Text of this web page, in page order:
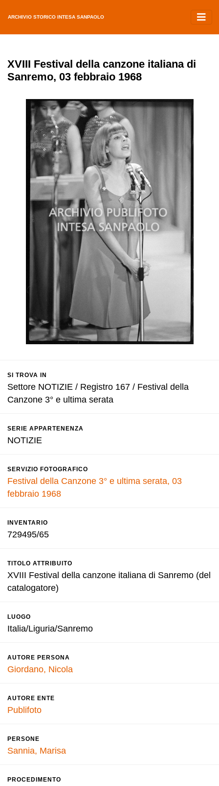
ARCHIVIO STORICO INTESA SANPAOLO
XVIII Festival della canzone italiana di
Sanremo, 03 febbraio 1968
SI TROVA IN
Settore NOTIZIE / Registro 167 / Festival della
Canzone 3° e ultima serata
SERIE APPARTENENZA
NOTIZIE
SERVIZIO FOTOGRAFICO
Festival della Canzone 3° e ultima serata, 03
febbraio 1968
INVENTARIO
729495/65
TITOLO ATTRIBUITO
XVIII Festival della canzone italiana di Sanremo (del
catalogatore)
LUOGO
Italia/Liguria/Sanremo
AUTORE PERSONA
Giordano, Nicola
AUTORE ENTE
Publifoto
PERSONE
Sannia, Marisa
PROCEDIMENTO